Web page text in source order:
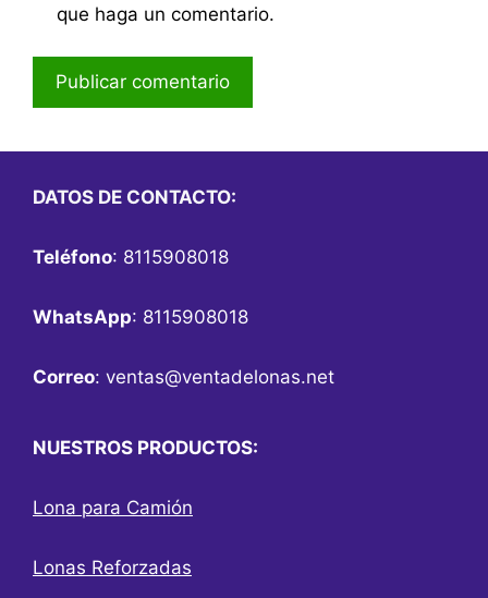
que haga un comentario.
DATOS DE CONTACTO:
Teléfono: 8115908018
WhatsApp: 8115908018
Correo: ventas@ventadelonas.net
NUESTROS PRODUCTOS:
Lona para Camión
Lonas Reforzadas